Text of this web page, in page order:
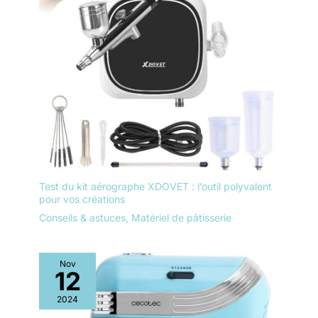
Test du kit aérographe XDOVET : l’outil polyvalent
pour vos créations
Conseils & astuces Matériel de pâtisserie
Nov
12
2024